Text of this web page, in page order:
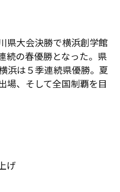
県大会決勝で横浜創学館
続の春優勝となった。県
浜は５季連続県優勝。夏
場、そして全国制覇を目
げ